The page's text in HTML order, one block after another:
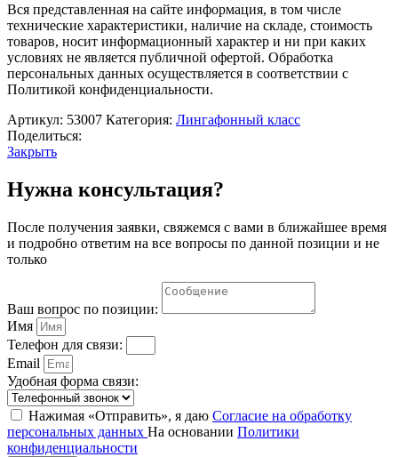
Вся представленная на сайте информация, в том числе
технические характеристики, наличие на складе, стоимость
товаров, носит информационный характер и ни при каких
условиях не является публичной офертой. Обработка
персональных данных осуществляется в соответствии с
Политикой конфиденциальности.
Артикул: 53007 Категория: Лингафонный класс
Поделиться:
Закрыть
Нужна консультация?
После получения заявки, свяжемся с вами в ближайшее время
и подробно ответим на все вопросы по данной позиции и не
только
Ваш вопрос по позиции:
Имя
Телефон для связи:
Email
Удобная форма связи:
Нажимая «Отправить», я даю Согласие на обработку
персональных данных На основании Политики
конфиденциальности